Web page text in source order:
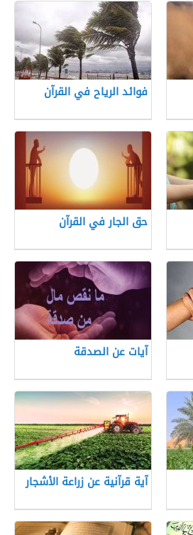
فوائد الرياح في القرآن
حق الجار في القرآن
آيات عن الصدقة
آية قرآنية عن زراعة الأشجار